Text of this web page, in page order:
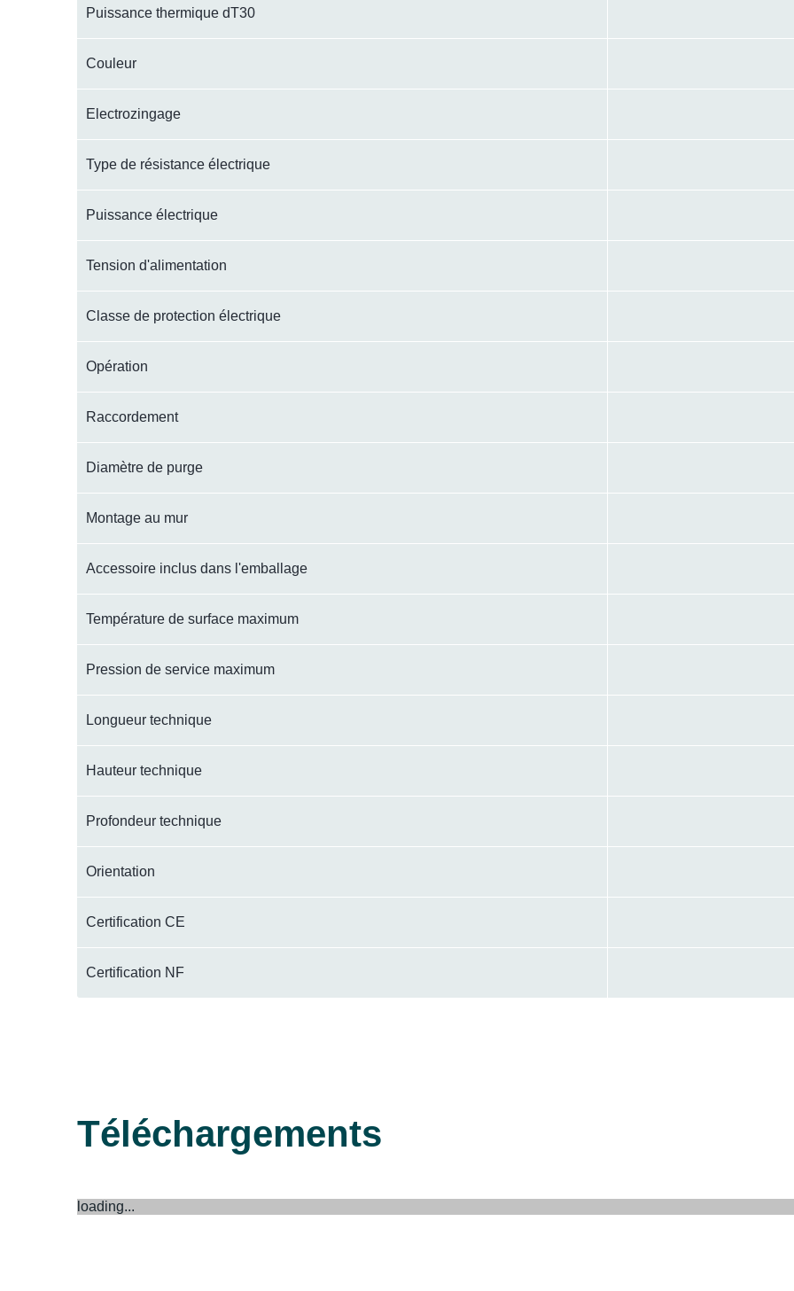
Puissance thermique dT30
Couleur
Electrozingage
Type de résistance électrique
Puissance électrique
Tension d'alimentation
Classe de protection électrique
Opération
Raccordement
Diamètre de purge
Montage au mur
Accessoire inclus dans l'emballage
Température de surface maximum
Pression de service maximum
Longueur technique
Hauteur technique
Profondeur technique
Orientation
Certification CE
Certification NF
Téléchargements
loading...